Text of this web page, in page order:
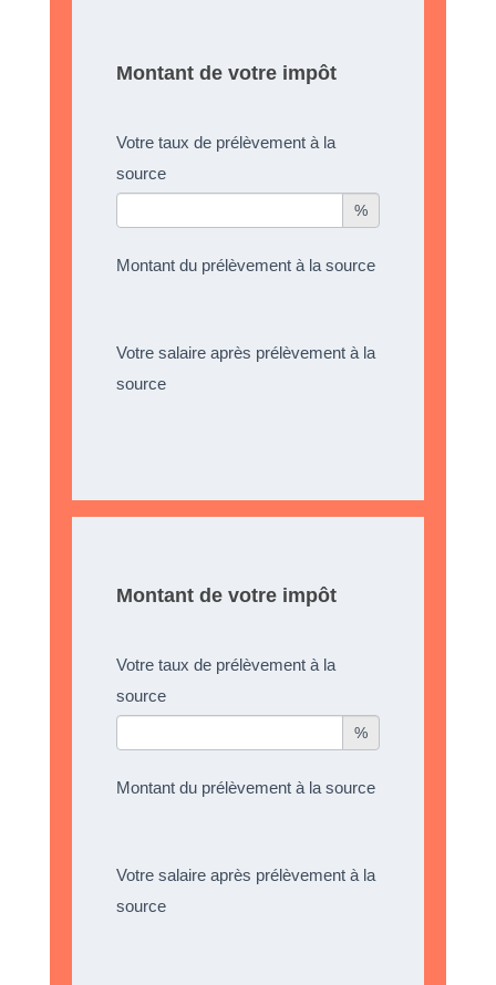
Montant de votre impôt
Votre taux de prélèvement à la
source
%
Montant du prélèvement à la source
Votre salaire après prélèvement à la
source
Montant de votre impôt
Votre taux de prélèvement à la
source
%
Montant du prélèvement à la source
Votre salaire après prélèvement à la
source